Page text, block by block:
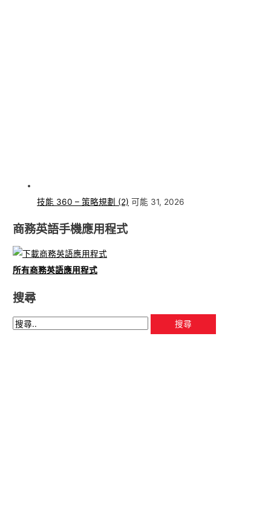
技能 360 – 策略規劃 (2) 可能 31, 2026
商務英語手機應用程式
所有商務英語應用程式
搜尋